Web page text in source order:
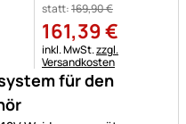
für den
statt:169,90€
161,39€
Steuerhinweis:
inkl. MwSt.zzgl.
Versandkosten